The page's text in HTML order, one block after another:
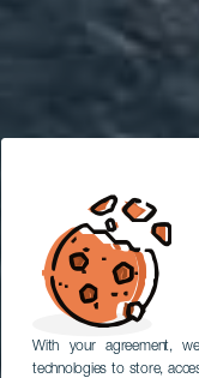
With your agreement,
technologies to store,